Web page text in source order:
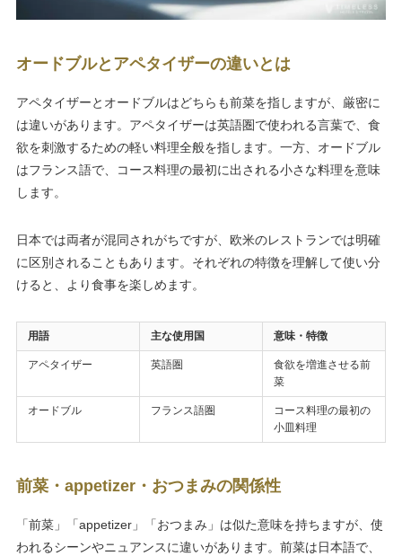
オードブルとアペタイザーの違いとは
アペタイザーとオードブルはどちらも前菜を指しますが、厳密に
は違いがあります。アペタイザーは英語圏で使われる言葉で、食
欲を刺激するための軽い料理全般を指します。一方、オードブル
はフランス語で、コース料理の最初に出される小さな料理を意味
します。
日本では両者が混同されがちですが、欧米のレストランでは明確
に区別されることもあります。それぞれの特徴を理解して使い分
けると、より食事を楽しめます。
用語 主な使用国 意味・特徴
アペタイザー 英語圏
食欲を増進させる前
菜
オードブル フランス語圏
コース料理の最初の
小皿料理
前菜・appetizer・おつまみの関係性
「前菜」「appetizer」「おつまみ」は似た意味を持ちますが、使
われるシーンやニュアンスに違いがあります。前菜は日本語で、